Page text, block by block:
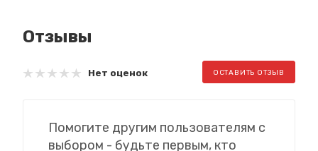
Отзывы
Нет оценок ОСТАВИТЬ ОТЗЫВ
Помогите другим пользователям с
выбором - будьте первым, кто